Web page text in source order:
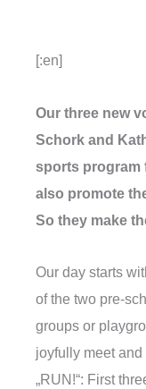
[:en]
Our three new
Schork and
sports program
also promote
So they make
Our day starts
of the two pre-
groups or
joyfully meet
„RUN!“: First